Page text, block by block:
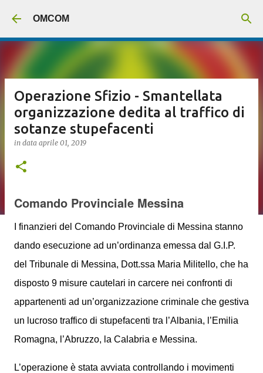
OMCOM
Operazione Sfizio - Smantellata
organizzazione dedita al traffico di
sotanze stupefacenti
in data aprile 01, 2019
Comando Provinciale Messina
I finanzieri del Comando Provinciale di Messina stanno
dando esecuzione ad un’ordinanza emessa dal G.I.P.
del Tribunale di Messina, Dott.ssa Maria Militello, che ha
disposto 9 misure cautelari in carcere nei confronti di
appartenenti ad un’organizzazione criminale che gestiva
un lucroso traffico di stupefacenti tra l’Albania, l’Emilia
Romagna, l’Abruzzo, la Calabria e Messina.
L’operazione è stata avviata controllando i movimenti